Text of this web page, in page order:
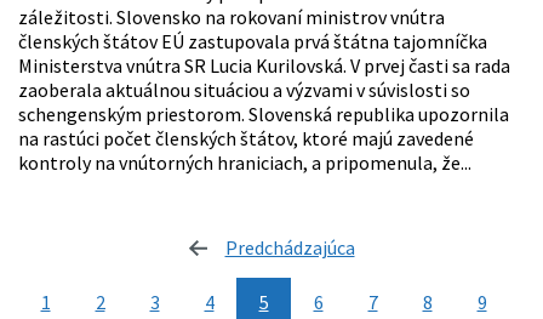
záležitosti. Slovensko na rokovaní ministrov vnútra
členských štátov EÚ zastupovala prvá štátna tajomníčka
Ministerstva vnútra SR Lucia Kurilovská. V prvej časti sa rada
zaoberala aktuálnou situáciou a výzvami v súvislosti so
schengenským priestorom. Slovenská republika upozornila
na rastúci počet členských štátov, ktoré majú zavedené
kontroly na vnútorných hraniciach, a pripomenula, že...
Predchádzajúca
1 2 3 4 5 6 7 8 9